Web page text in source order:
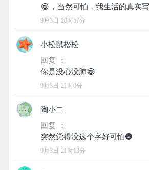
9月3日 20时57分
小松鼠松松
回复 ：
9月3日 21时0分
陶小二
回复 ：
9月3日 21时13分